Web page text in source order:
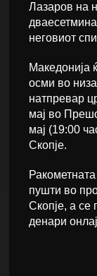
Лазаров на
неговиот
Македонија
осми во
натпревар
мај во
мај (19:00
Скопје.
пушти во
Скопје, а се
денари